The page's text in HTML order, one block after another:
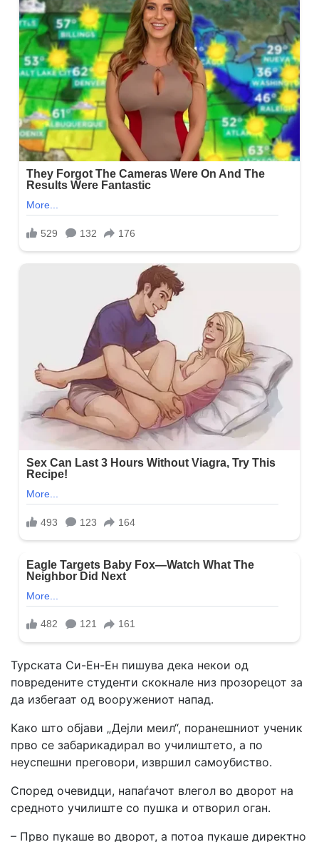
Турската Си-Ен-Ен пишува дека некои од
повредените студенти скокнале низ прозорецот за
да избегаат од вооружениот напад.
Како што објави „Дејли меил“, поранешниот ученик
прво се забарикадирал во училиштето, а по
неуспешни преговори, извршил самоубиство.
Според очевидци, напаѓачот влегол во дворот на
средното училиште со пушка и отворил оган.
– Прво пукаше во дворот, а потоа пукаше директно